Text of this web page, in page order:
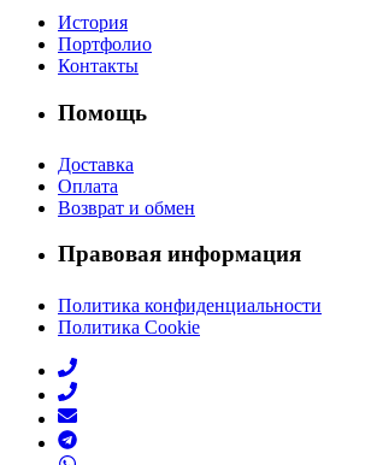
История
Портфолио
Контакты
Помощь
Доставка
Оплата
Возврат и обмен
Правовая информация
Политика конфиденциальности
Политика Cookie